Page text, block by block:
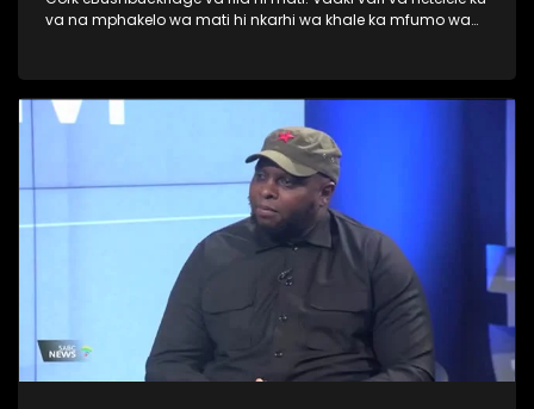
va na mphakelo wa mati hi nkarhi wa khale ka mfumo wa